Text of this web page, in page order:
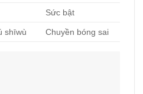
Sức bật
shīwù Chuyền bóng sai